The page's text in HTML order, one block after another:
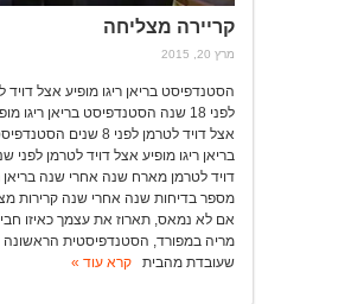
קריירה מצליחה
מרץ 20, 2015
הסטנדפיסט בריאן ריגו מופיע אצל דויד
לפני 18 שנה הסטנדפיסט בריאן ריגו
אצל דויד לטרמן לפני 8 שנים
בריאן ריגו מופיע אצל דויד לטרמן לפני
דויד לטרמן מארח שנה אחרי שנה בריאן
מספר בדיחות שנה אחרי שנה קרירות
אם לא נמאס, תארוז את עצמך כאיזו
מריה במפורד, הסטנדפיסטית הראשונה
שעובדת מהביתקרא עוד »